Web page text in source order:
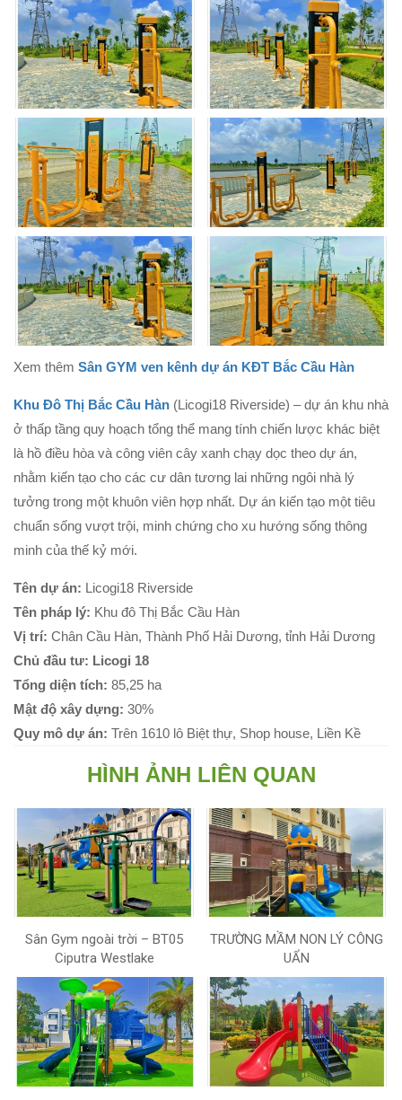
Xem thêm Sân GYM ven kênh dự án KĐT Bắc Cầu Hàn
Khu Đô Thị Bắc Cầu Hàn (Licogi18 Riverside) – dự án khu nhà
ở thấp tầng quy hoạch tổng thể mang tính chiến lược khác biệt
là hồ điều hòa và công viên cây xanh chạy dọc theo dự án,
nhằm kiến tạo cho các cư dân tương lai những ngôi nhà lý
tưởng trong một khuôn viên hợp nhất. Dự án kiến tạo một tiêu
chuẩn sống vượt trội, minh chứng cho xu hướng sống thông
minh của thế kỷ mới.
Tên dự án: Licogi18 Riverside
Tên pháp lý: Khu đô Thị Bắc Cầu Hàn
Vị trí: Chân Cầu Hàn, Thành Phố Hải Dương, tỉnh Hải Dương
Chủ đầu tư: Licogi 18
Tổng diện tích: 85,25 ha
Mật độ xây dựng: 30%
Quy mô dự án: Trên 1610 lô Biệt thự, Shop house, Liền Kề
HÌNH ẢNH LIÊN QUAN
Sân Gym ngoài trời – BT05
Ciputra Westlake
TRƯỜNG MẦM NON LÝ CÔNG
UẨN